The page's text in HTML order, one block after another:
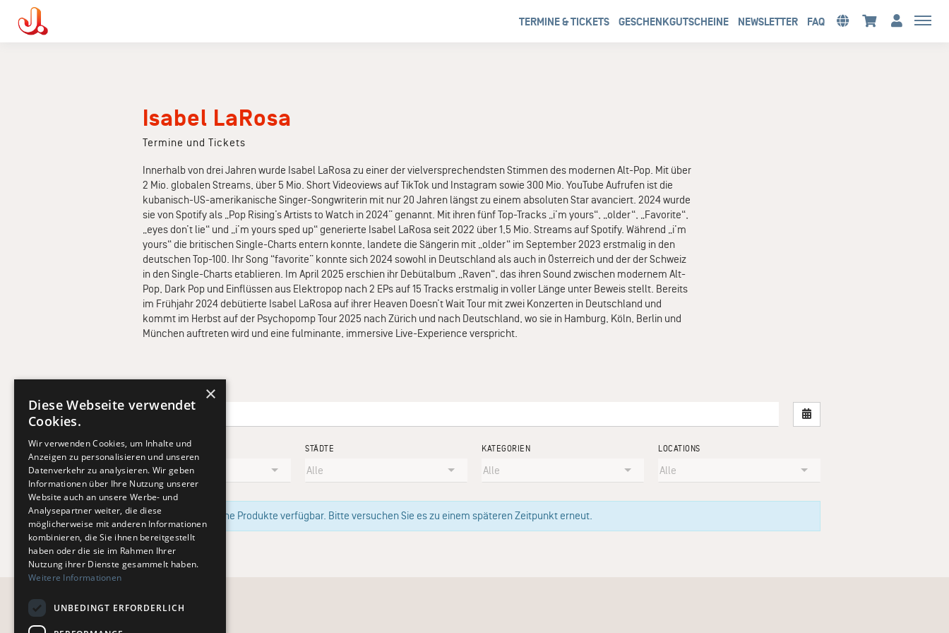
TERMINE & TICKETS GESCHENKGUTSCHEINE NEWSLETTER FAQ
Isabel LaRosa
Termine und Tickets
Innerhalb von drei Jahren wurde Isabel LaRosa zu einer der vielversprechendsten Stimmen des modernen Alt-Pop. Mit über
2 Mio. globalen Streams, über 5 Mio. Short Videoviews auf TikTok und Instagram sowie 300 Mio. YouTube Aufrufen ist die
kubanisch-US-amerikanische Singer-Songwriterin mit nur 20 Jahren längst zu einem absoluten Star avanciert. 2024 wurde
sie von Spotify als „Pop Rising’s Artists to Watch in 2024” genannt. Mit ihren fünf Top-Tracks „i’m yours“, „older“, „Favorite“,
„eyes don’t lie“ und „i’m yours sped up“ generierte Isabel LaRosa seit 2022 über 1,5 Mio. Streams auf Spotify. Während „i’m
yours“ die britischen Single-Charts entern konnte, landete die Sängerin mit „older“ im September 2023 erstmalig in den
deutschen Top-100. Ihr Song “favorite” konnte sich 2024 sowohl in Deutschland als auch in Österreich und der der Schweiz
in den Single-Charts etablieren. Im April 2025 erschien ihr Debütalbum „Raven“, das ihren Sound zwischen modernem Alt-
Pop, Dark Pop und Einflüssen aus Elektropop nach 2 EPs auf 15 Tracks erstmalig in voller Länge unter Beweis stellt. Bereits
im Frühjahr 2024 debütierte Isabel LaRosa auf ihrer Heaven Doesn’t Wait Tour mit zwei Konzerten in Deutschland und
kommt im Herbst auf der Psychopomp Tour 2025 nach Zürich und nach Deutschland, wo sie in Hamburg, Köln, Berlin und
München auftreten wird und eine fulminante, immersive Live-Experience verspricht.
Nach Datum filtern
KÜNSTLER STÄDTE KATEGORIEN LOCATIONS
Im Moment sind keine Produkte verfügbar. Bitte versuchen Sie es zu einem späteren Zeitpunkt erneut.
×
Diese Webseite verwendet
Cookies.
Wir verwenden Cookies, um Inhalte und
Anzeigen zu personalisieren und unseren
Datenverkehr zu analysieren. Wir geben
Informationen über Ihre Nutzung unserer
Website auch an unsere Werbe- und
Analysepartner weiter, die diese
möglicherweise mit anderen Informationen
kombinieren, die Sie ihnen bereitgestellt
haben oder die sie im Rahmen Ihrer
Nutzung ihrer Dienste gesammelt haben.
Weitere Informationen
UNBEDINGT ERFORDERLICH